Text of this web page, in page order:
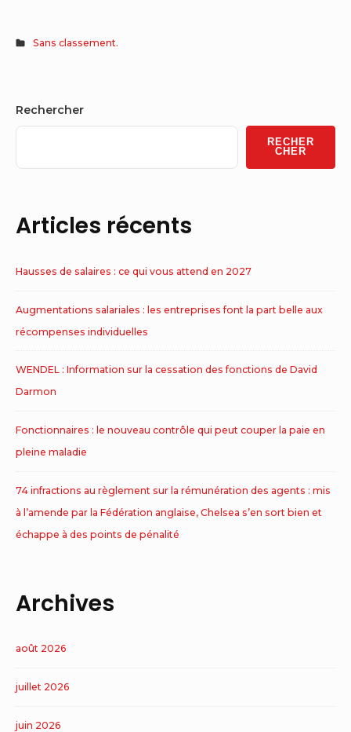
Sans classement.
Sidebar
Widget
Area
Rechercher
RECHER
CHER
Articles récents
Hausses de salaires : ce qui vous attend en 2027
Augmentations salariales : les entreprises font la part belle aux
récompenses individuelles
WENDEL : Information sur la cessation des fonctions de David
Darmon
Fonctionnaires : le nouveau contrôle qui peut couper la paie en
pleine maladie
74 infractions au règlement sur la rémunération des agents : mis
à l’amende par la Fédération anglaise, Chelsea s’en sort bien et
échappe à des points de pénalité
Archives
août 2026
juillet 2026
juin 2026